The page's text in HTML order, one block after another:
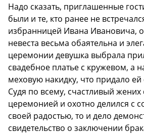
Надо сказать, приглашенные
были и те, кто ранее не
избранницей Ивана Ивановича,
невеста весьма обаятельна и
церемонии девушка выбрала
свадебное платье с кружевом, а
меховую накидку, что придало
Судя по всему, счастливый жених
церемонией и охотно делился с
своей радостью, то и дело
свидетельство о заключении